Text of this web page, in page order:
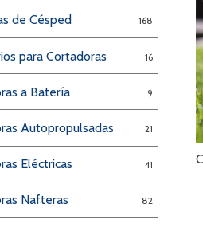
de Césped 168
para Cortadoras 16
a Batería 9
Autopropulsadas 21
Eléctricas 41
Nafteras 82